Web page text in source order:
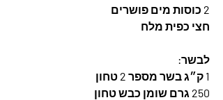
2 כוסות מים פושרים
חצי כפית מלח
לבשר:
1 ק״ג בשר מספר 2 טחון
250 גרם שומן כבש טחון